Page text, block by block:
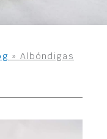
» Albóndigas